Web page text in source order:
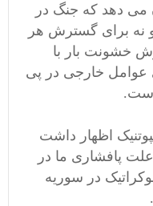
می دهد که جنگ در
نه برای گسترش هر
خشونت بار با
عوامل خارجی در پی
است.
اظهار داشت
پافشاری ما در
در سوریه